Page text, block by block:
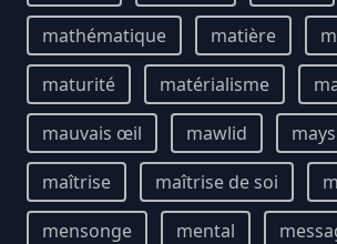
mathématique
matière
maturité
matérialisme
mauvais œil
mawlid
maîtrise
maîtrise de soi
mensonge
mental